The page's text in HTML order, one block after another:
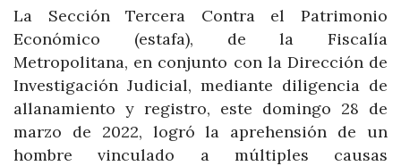
La Sección Tercera Contra el Patrimonio
Económico (estafa), de la Fiscalía
Metropolitana, en conjunto con la Dirección de
Investigación Judicial, mediante diligencia de
allanamiento y registro, este domingo 28 de
marzo de 2022, logró la aprehensión de un
hombre vinculado a múltiples causas